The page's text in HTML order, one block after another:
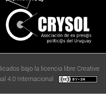
bajo la licencia libre Creative
4.0 Internacional